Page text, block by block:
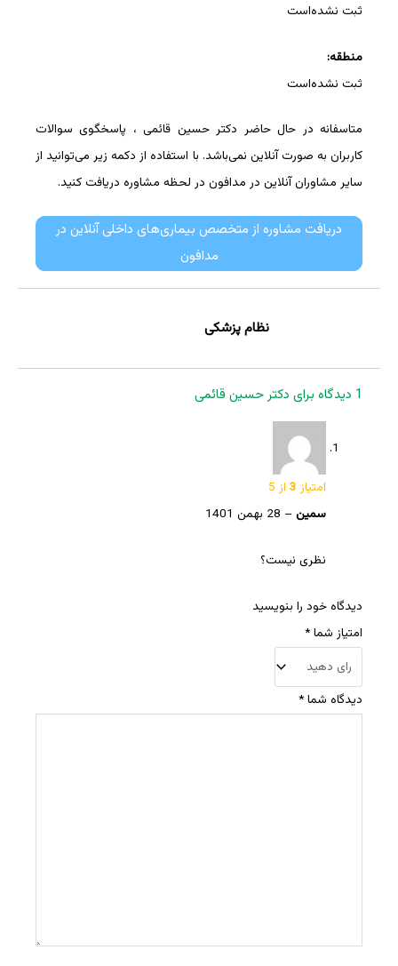
ثبت نشده‌است
منطقه:
ثبت نشده‌است
متاسفانه در حال حاضر دکتر حسین قائمی ، پاسخگوی سوالات
کاربران به صورت آنلاین نمی‌باشد. با استفاده از دکمه زیر می‌توانید از
سایر مشاوران آنلاین در مدافون در لحظه مشاوره دریافت کنید.
دریافت مشاوره از متخصص بیماری‌های داخلی آنلاین در
مدافون
نظام پزشکی
1 دیدگاه برای دکتر حسین قائمی
امتیاز 3 از 5
سمین – 28 بهمن 1401
نظری نیست؟
دیدگاه خود را بنویسید
امتیاز شما*
دیدگاه شما*